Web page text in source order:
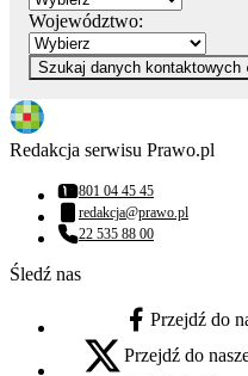
Województwo:
Szukaj danych kontaktowych
Redakcja serwisu Prawo.pl
Numer telefonu:
801 04 45 45
Adres email:
redakcja@prawo.pl
Numer telefonu:
22 535 88 00
Śledź nas
facebook - otwiera
Przejdź do
x - otwiera się w nowej karcie
Przejdź do